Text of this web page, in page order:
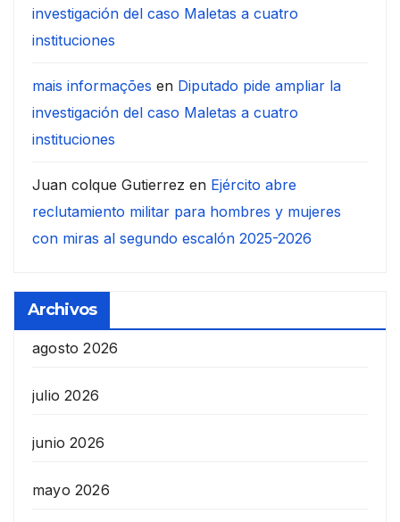
investigación del caso Maletas a cuatro
instituciones
mais informações en Diputado pide ampliar la
investigación del caso Maletas a cuatro
instituciones
Juan colque Gutierrez en Ejército abre
reclutamiento militar para hombres y mujeres
con miras al segundo escalón 2025-2026
Archivos
agosto 2026
julio 2026
junio 2026
mayo 2026